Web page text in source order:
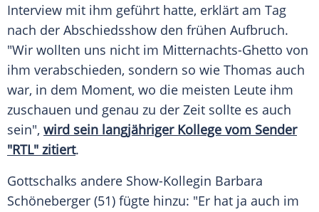
Interview mit ihm geführt hatte, erklärt am Tag
nach der Abschiedsshow den frühen Aufbruch.
"Wir wollten uns nicht im Mitternachts-Ghetto von
ihm verabschieden, sondern so wie Thomas auch
war, in dem Moment, wo die meisten Leute ihm
zuschauen und genau zu der Zeit sollte es auch
sein", wird sein langjähriger Kollege vom Sender
"RTL" zitiert.
Gottschalks andere Show-Kollegin Barbara
Schöneberger (51) fügte hinzu: "Er hat ja auch im